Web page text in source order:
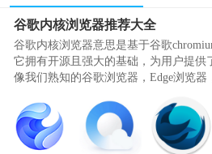
全
谷歌内核浏览器推荐大全
谷歌内核浏览器意思是基于谷歌
它拥有开源且强大的基础，为用户提供
像我们熟知的谷歌浏览器，Edge浏览器
畅，轻松应对复杂Web应用，支持语音
展插件生态（如ChromeWebStore），
无缝同步书签、..